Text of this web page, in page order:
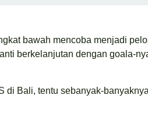
bawah mencoba menjadi
berkelanjutan dengan goala-
di Bali, tentu sebanyak-